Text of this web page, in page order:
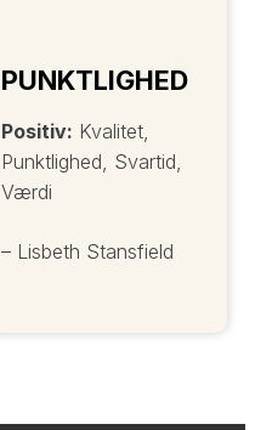
PUNKTLIGHED
Positiv: Kvalitet,
Punktlighed, Svartid,
Værdi
– Lisbeth Stansfield